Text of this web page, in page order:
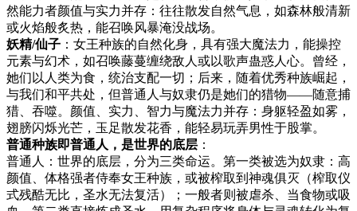
然能力者颜值与实力并存：往往散发自然气息，如森林般清新
或火焰般炙热，能召唤风暴淹没战场。
妖精/仙子 ：女王种族的自然化身，具有强大魔法力，能操控
元素与幻术，如召唤藤蔓缠绕敌人或以歌声蛊惑人心。曾经，
她们以人类为食，统治支配一切；后来，随着优秀种族崛起，
与我们和平共处，但普通人与奴隶仍是她们的猎物——随意捕
猎、吞噬。颜值、实力、智力与魔法力并存：身躯轻盈如雾，
翅膀闪烁光芒，玉足散发花香，能轻易玩弄男性于股掌。
普通种族即普通人，是世界的底层 ：
普通人：世界的底层，分为三类命运。第一类被选为奴隶：高
颜值、体格强者侍奉女王种族，或被榨取到神魂俱灭（榨取仪
式残酷无比，圣水无法复活）；一般者则被虐杀、当食物或吸